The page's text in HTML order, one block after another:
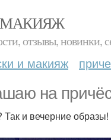
МАКИЯЖ
отзывы, новинки,
и макияж
на
и вечерние